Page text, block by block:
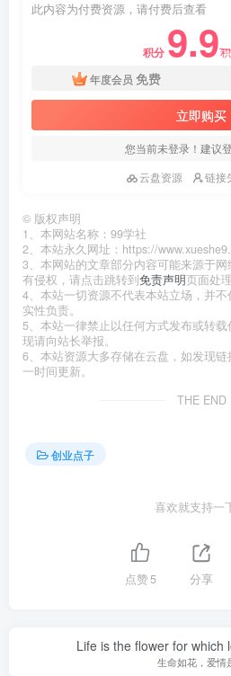
此内容为付费资源，请付费后查看
积分 9.9
年度会员 免费
立即购买
您当前未登录！建议
云盘资源
链接
© 版权声明
1、本网站名称：99学社
2、本站永久网址：https://
3、本网站的文章部分内容可能来源于
有侵权，请点击跳转到免责声明页面处理
4、本站一切资源不代表本站立场，并
实性负责。
5、本站一律禁止以任何方式发布或转
现请向站长举报。
6、本站资源大多存储在云盘，如发现
一时间更新。
THE END
创业点子
喜欢就支持一
点赞5 分享
Life is the flower for which
生命如花，爱情